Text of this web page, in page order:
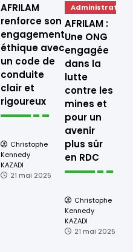
AFRILAM
renforce son
engagement
éthique avec
un code de
conduite
clair et
rigoureux
Christophe
Kennedy
KAZADI
21 mai 2025
Administration
AFRILAM :
Une ONG
engagée
dans la
lutte
contre les
mines et
pour un
avenir
plus sûr
en RDC
Christophe
Kennedy
KAZADI
21 mai 2025